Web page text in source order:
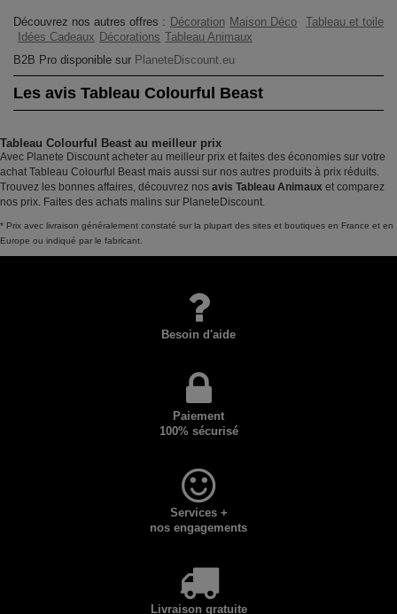
Découvrez nos autres offres : Décoration Maison Déco
Tableau et toile
Idées Cadeaux Décorations Tableau Animaux
B2B Pro disponible sur PlaneteDiscount.eu
Les avis Tableau Colourful Beast
Tableau Colourful Beast au meilleur prix
Avec Planete Discount acheter au meilleur prix et faites des économies sur votre
achat Tableau Colourful Beast mais aussi sur nos autres produits à prix réduits.
Trouvez les bonnes affaires, découvrez nos avis Tableau Animaux et comparez
nos prix. Faites des achats malins sur PlaneteDiscount.
* Prix avec livraison généralement constaté sur la plupart des sites et boutiques en France et en
Europe ou indiqué par le fabricant.
Besoin d'aide
Paiement
100% sécurisé
Services +
nos engagements
Livraison gratuite